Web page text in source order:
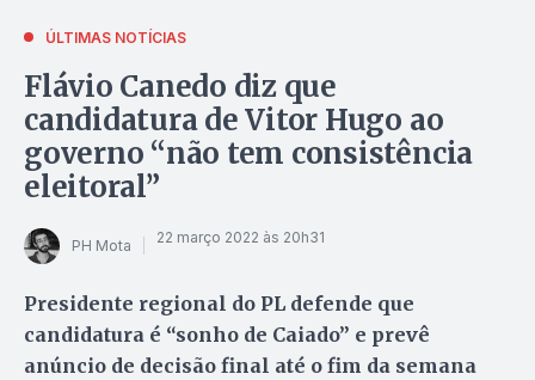
ÚLTIMAS NOTÍCIAS
Flávio Canedo diz que
candidatura de Vitor Hugo ao
governo “não tem consistência
eleitoral”
PH Mota 22 março 2022 às 20h31
Presidente regional do PL defende que
candidatura é “sonho de Caiado” e prevê
anúncio de decisão final até o fim da semana